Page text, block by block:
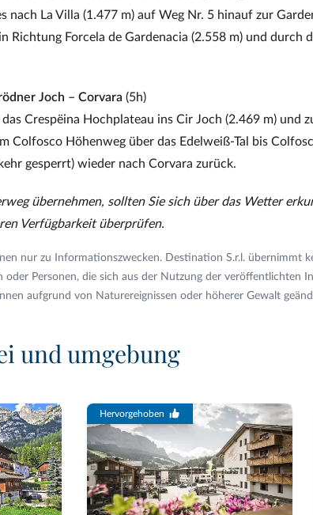
nach La Villa (1.477 m) auf Weg Nr. 5 hinauf zur
Richtung Forcela de Gardenacia (2.558 m) und durch
Joch – Corvara (5h)
Crespëina Hochplateau ins Cir Joch (2.469 m) und
Colfosco Höhenweg über das Edelweiß-Tal bis
gesperrt) wieder nach Corvara zurück.
übernehmen, sollten Sie sich über das Wetter
Verfügbarkeit überprüfen.
nur zu Informationszwecken. Destination S.r.l. übernimmt
oder Personen, die sich aus der Nutzung der veröffentlichten
aufgrund von Naturereignissen oder höherer Gewalt
und umgebung
Hervorgehoben